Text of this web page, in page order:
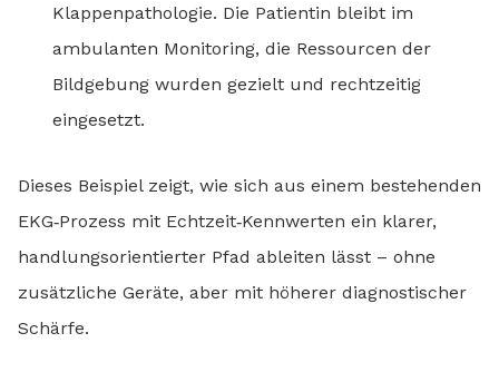
Klappenpathologie. Die Patientin bleibt im
ambulanten Monitoring, die Ressourcen der
Bildgebung wurden gezielt und rechtzeitig
eingesetzt.
Dieses Beispiel zeigt, wie sich aus einem bestehenden
EKG‑Prozess mit Echtzeit‑Kennwerten ein klarer,
handlungsorientierter Pfad ableiten lässt – ohne
zusätzliche Geräte, aber mit höherer diagnostischer
Schärfe.